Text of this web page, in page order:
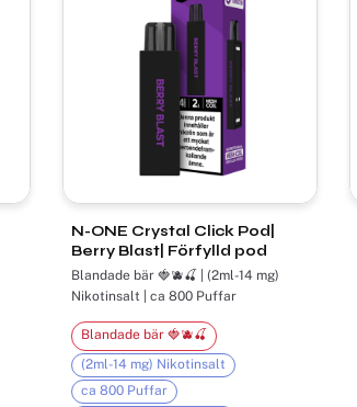
N-ONE Crystal Click Pod|
Berry Blast| Förfylld pod
Blandade bär 🍓🫐🍒 | (2ml-14 mg)
Nikotinsalt | ca 800 Puffar
Blandade bär 🍓🫐🍒
(2ml-14 mg) Nikotinsalt
ca 800 Puffar